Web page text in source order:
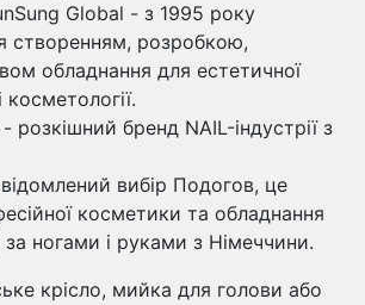
Global - з 1995 року
створенням, розробкою,
обладнання для естетичної
розкішний бренд NAIL-індустрії з
вибір Подогов, це
косметики та обладнання
за ногами і руками з Німеччини.
крісло, мийка для голови або